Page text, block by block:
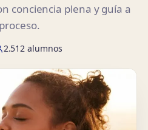
conciencia plena y guía a
2.512 alumnos